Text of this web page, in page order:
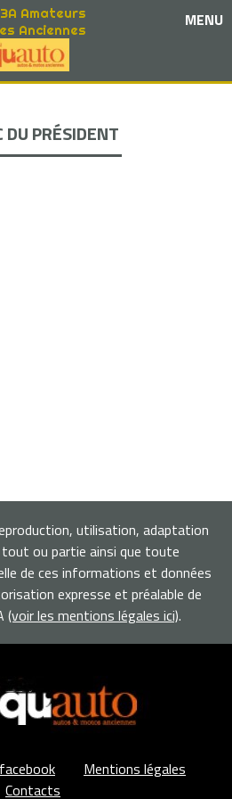
MENU
Amateurs
Anciennes
DU PRÉSIDENT
utilisation, adaptation
ou partie ainsi que toute
de ces informations et données
expresse et préalable de
(voir les mentions légales ici).
Mentions légales
Contacts